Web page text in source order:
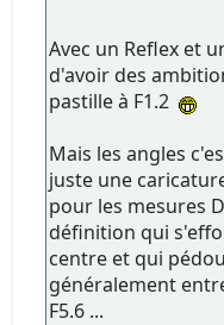
Avec un Reflex et
d'avoir des
pastille à F1.2
Mais les angles
juste une
pour les mesures
définition qui
centre et qui
généralement
F5.6 ...